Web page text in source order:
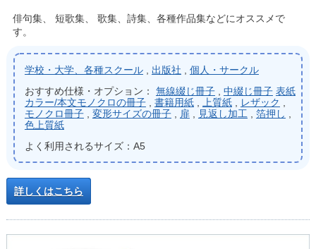
俳句集、 短歌集、 歌集、詩集、各種作品集などにオススメで
す。
学校・大学、各種スクール, 出版社
個人・サークル
おすすめ仕様・オプション： 無線綴じ冊子, 中綴じ冊子 表紙
カラー/本文モノクロの冊子, 書籍用紙, 上質紙, レザック
モノクロ冊子, 変形サイズの冊子, 扉, 見返し加工 箔押し
色上質紙
よく利用されるサイズ：A5
詳しくはこちら